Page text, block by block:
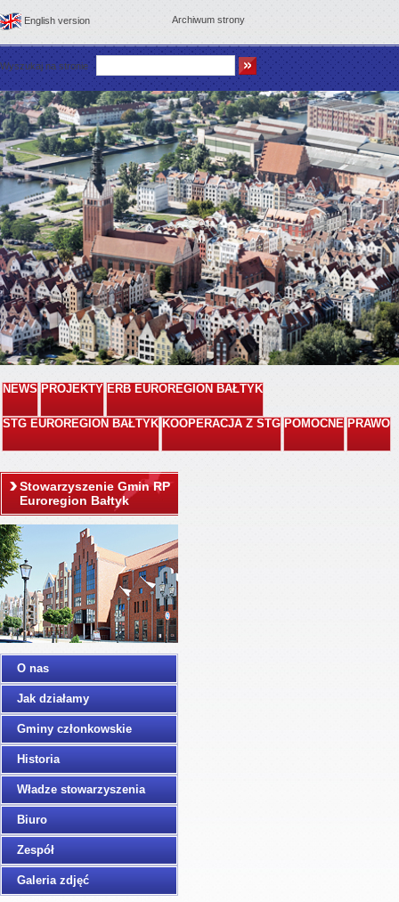
English version Archiwum strony
Wyszukaj na stronie
NEWS PROJEKTY ERB EUROREGION BAŁTYK
STG EUROREGION BAŁTYK KOOPERACJA Z STG POMOCNE PRAWO
Stowarzyszenie Gmin RP
Euroregion Bałtyk
O nas
Jak działamy
Gminy członkowskie
Historia
Władze stowarzyszenia
Biuro
Zespół
Galeria zdjęć